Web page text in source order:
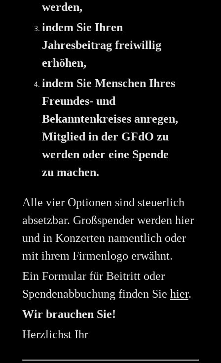
werden,
indem Sie Ihren
Jahresbeitrag freiwillig
erhöhen,
indem Sie Menschen Ihres
Freundes- und
Bekanntenkreises anregen,
Mitglied in der GFdO zu
werden oder eine Spende
zu machen.
Alle vier Optionen sind steuerlich
absetzbar. Großspender werden hier
und in Konzerten namentlich oder
mit ihrem Firmenlogo erwähnt.
Ein Formular für Beitritt oder
Spendenabbuchung finden Sie hier.
Wir brauchen Sie!
Herzlichst Ihr